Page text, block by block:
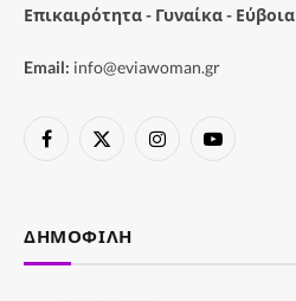
Επικαιρότητα - Γυναίκα - Εύβοια
Email: info@eviawoman.gr
Facebook
X
InstagramYouTube
ΔΗΜΟΦΙΛΉ